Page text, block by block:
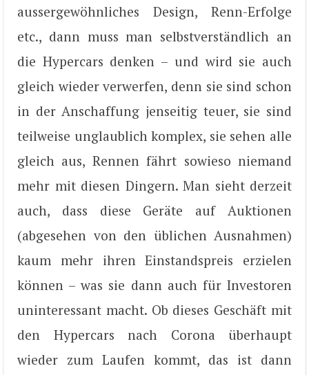
aussergewöhnliches Design, Renn-Erfolge
etc., dann muss man selbstverständlich an
die Hypercars denken – und wird sie auch
gleich wieder verwerfen, denn sie sind schon
in der Anschaffung jenseitig teuer, sie sind
teilweise unglaublich komplex, sie sehen alle
gleich aus, Rennen fährt sowieso niemand
mehr mit diesen Dingern. Man sieht derzeit
auch, dass diese Geräte auf Auktionen
(abgesehen von den üblichen Ausnahmen)
kaum mehr ihren Einstandspreis erzielen
können – was sie dann auch für Investoren
uninteressant macht. Ob dieses Geschäft mit
den Hypercars nach Corona überhaupt
wieder zum Laufen kommt, das ist dann